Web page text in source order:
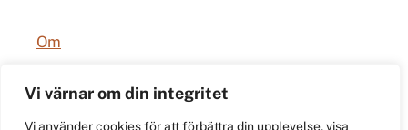
Vi värnar om din integritet
Vi använder cookies för att förbättra din upplevelse, visa
Om